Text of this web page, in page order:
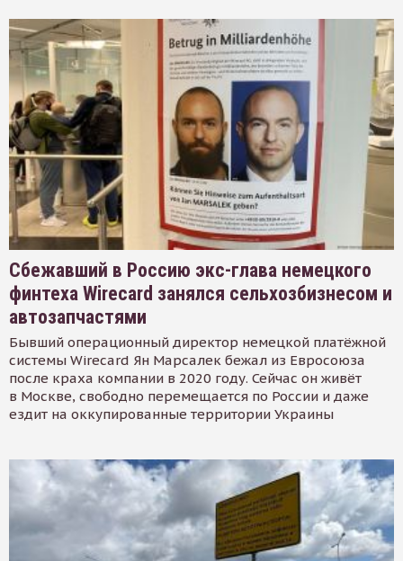
Сбежавший в Россию экс-глава немецкого
финтеха Wirecard занялся сельхозбизнесом и
автозапчастями
Бывший операционный директор немецкой платёжной
системы Wirecard Ян Марсалек бежал из Евросоюза
после краха компании в 2020 году. Сейчас он живёт
в Москве, свободно перемещается по России и даже
ездит на оккупированные территории Украины